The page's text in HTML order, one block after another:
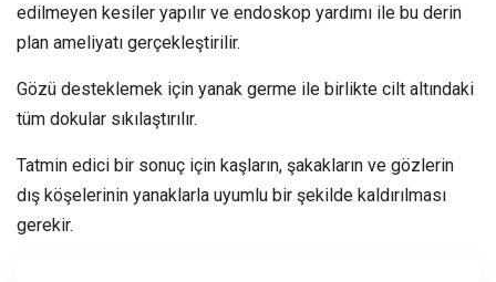
edilmeyen kesiler yapılır ve endoskop yardımı ile bu derin
plan ameliyatı gerçekleştirilir.
Gözü desteklemek için yanak germe ile birlikte cilt altındaki
tüm dokular sıkılaştırılır.
Tatmin edici bir sonuç için kaşların, şakakların ve gözlerin
dış köşelerinin yanaklarla uyumlu bir şekilde kaldırılması
gerekir.